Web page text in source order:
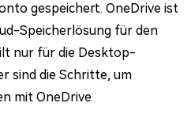
gespeichert. OneDrive ist
Speicherlösung für den
nur für die Desktop-
sind die Schritte, um
mit OneDrive